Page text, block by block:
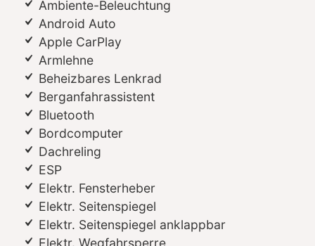
Ambiente-Beleuchtung
Android Auto
Apple CarPlay
Armlehne
Beheizbares Lenkrad
Berganfahrassistent
Bluetooth
Bordcomputer
Dachreling
ESP
Elektr. Fensterheber
Elektr. Seitenspiegel
Elektr. Seitenspiegel anklappbar
Elektr. Wegfahrsperre